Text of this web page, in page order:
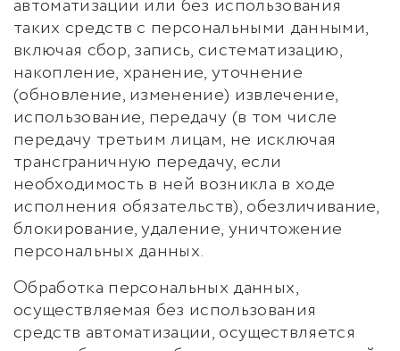
автоматизации или без использования
таких средств с персональными данными,
включая сбор, запись, систематизацию,
накопление, хранение, уточнение
(обновление, изменение) извлечение,
использование, передачу (в том числе
передачу третьим лицам, не исключая
трансграничную передачу, если
необходимость в ней возникла в ходе
исполнения обязательств), обезличивание,
блокирование, удаление, уничтожение
персональных данных.
Обработка персональных данных,
осуществляемая без использования
средств автоматизации, осуществляется